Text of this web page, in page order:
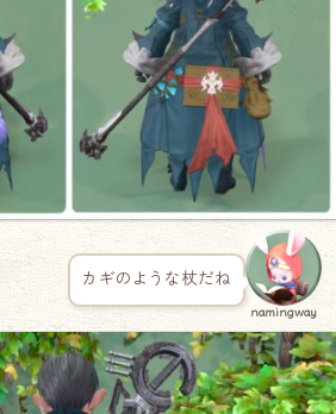
カギのような杖だね
namingway